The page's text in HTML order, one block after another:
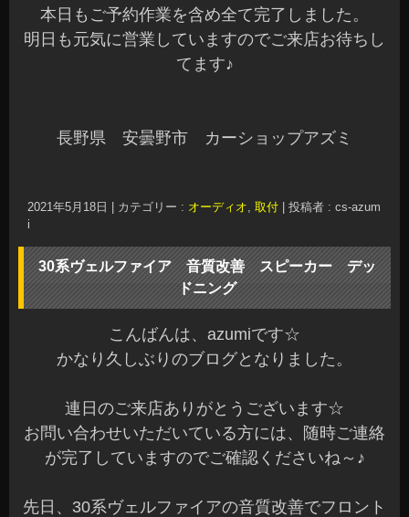
本日もご予約作業を含め全て完了しました。
明日も元気に営業していますのでご来店お待ちし
てます♪
長野県 安曇野市 カーショップアズミ
2021年5月18日 カテゴリー : オーディオ 取付
投稿者 : cs-azum
i
30系ヴェルファイア 音質改善 スピーカー デッ
ドニング
こんばんは、azumiです☆
かなり久しぶりのブログとなりました。
連日のご来店ありがとうございます☆
お問い合わせいただいている方には、随時ご連絡
が完了していますのでご確認くださいね～♪
先日、30系ヴェルファイアの音質改善でフロント